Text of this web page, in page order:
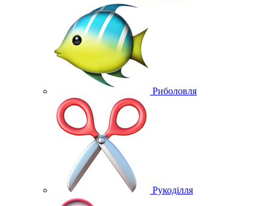
Риболовля
Рукоділля